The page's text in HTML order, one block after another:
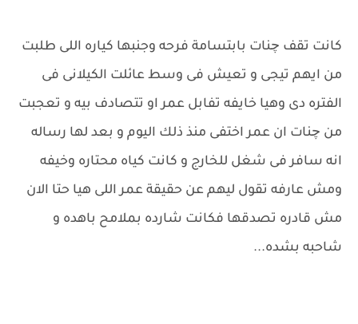
كانت تقف چنات بابتسامة فرحه وجنبها كياره اللى طلبت
من ايهم تيجى و تعيش فى وسط عائلت الكيلانى فى
الفتره دى وهيا خايفه تفابل عمر او تتصادف بيه و تعجبت
من چنات ان عمر اختفى منذ ذلك اليوم و بعد لها رساله
انه سافر فى شغل للخارج و كانت كياه محتاره وخيفه
ومش عارفه تقول ليهم عن حقيقة عمر اللى هيا حتا الان
مش قادره تصدقها فكانت شارده بملامح باهده و
شاحبه بشده...